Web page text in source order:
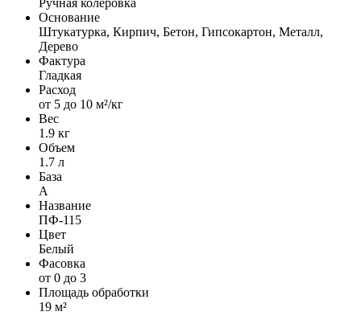
Основание
Штукатурка, Кирпич, Бетон, Гипсокартон, Металл,
Дерево
Фактура
Гладкая
Расход
от 5 до 10 м²/кг
Вес
1.9 кг
Объем
1.7 л
База
A
Название
ПФ-115
Цвет
Белый
Фасовка
от 0 до 3
Площадь обработки
19 м²